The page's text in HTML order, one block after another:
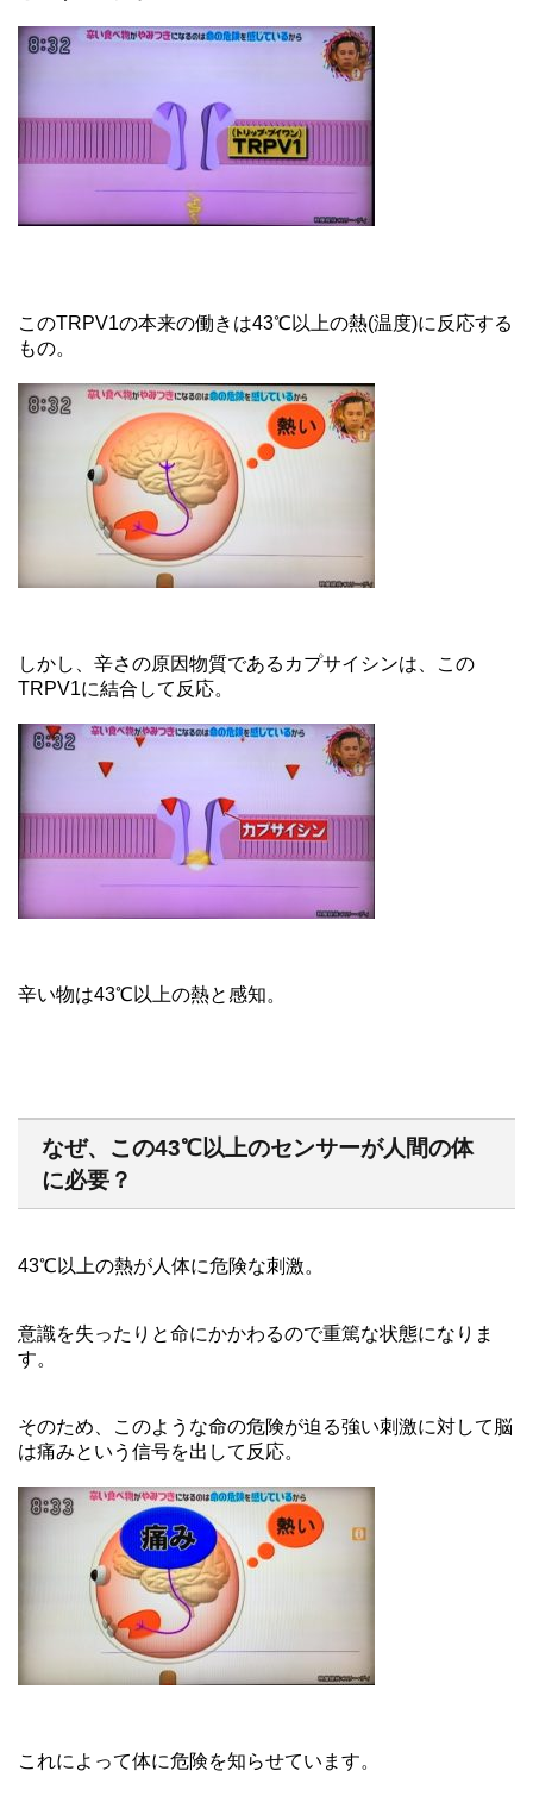
このTRPV1の本来の働きは43℃以上の熱(温度)に反応する
もの。
しかし、辛さの原因物質であるカプサイシンは、この
TRPV1に結合して反応。
辛い物は43℃以上の熱と感知。
なぜ、この43℃以上のセンサーが人間の体
に必要？
43℃以上の熱が人体に危険な刺激。
意識を失ったりと命にかかわるので重篤な状態になりま
す。
そのため、このような命の危険が迫る強い刺激に対して脳
は痛みという信号を出して反応。
これによって体に危険を知らせています。